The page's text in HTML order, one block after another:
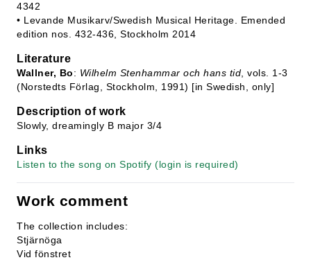
4342
• Levande Musikarv/Swedish Musical Heritage. Emended
edition nos. 432-436, Stockholm 2014
Literature
Wallner, Bo: Wilhelm Stenhammar och hans tid , vols. 1-3
(Norstedts Förlag, Stockholm, 1991) [in Swedish, only]
Description of work
Slowly, dreamingly B major 3/4
Links
Listen to the song on Spotify (login is required)
Work comment
The collection includes:
Stjärnöga
Vid fönstret